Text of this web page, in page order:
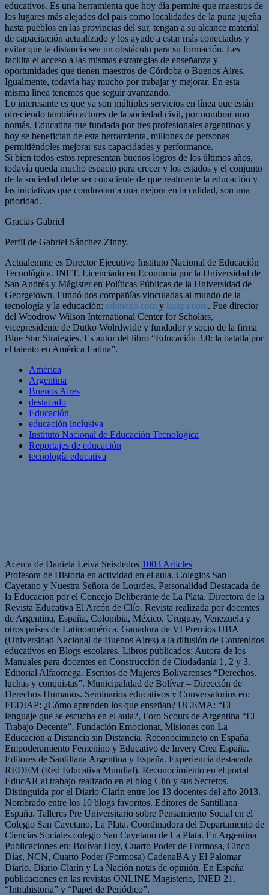
educativos. Es una herramienta que hoy día permite que maestros de
los lugares más alejados del país como localidades de la puna jujeña
hasta pueblos en las provincias del sur, tengan a su alcance material
de capacitación actualizado y los ayude a estar más conectados y
evitar que la distancia sea un obstáculo para su formación. Les
facilita el acceso a las mismas estrategias de enseñanza y
oportunidades que tienen maestros de Córdoba o Buenos Aires.
Igualmente, todavía hay mucho por trabajar y mejorar. En esta
misma línea tenemos que seguir avanzando.
Lo interesante es que ya son múltiples servicios en línea que están
ofreciendo también actores de la sociedad civil, por nombrar uno
nomás, Educatina fue fundada por tres profesionales argentinos y
hoy se benefician de esta herramienta, millones de personas
permitiéndoles mejorar sus capacidades y performance.
Si bien todos estos representan buenos logros de los últimos años,
todavía queda mucho espacio para crecer y los estados y el conjunto
de la sociedad debe ser consciente de que realmente la educación y
las iniciativas que conduzcan a una mejora en la calidad, son una
prioridad.
Gracias Gabriel
Perfil de Gabriel Sánchez Zinny.
Actualemnte es Director Ejecutivo Instituto Nacional de Educación
Tecnológica. INET. Licenciado en Economía por la Universidad de
San Andrés y Mágister en Políticas Públicas de la Universidad de
Georgetown. Fundó dos compañías vinculadas al mundo de la
tecnología y la educación: edunexo.com y kuepa.com. Fue director
del Woodrow Wilson International Center for Scholars,
vicepresidente de Dutko Wolrdwide y fundador y socio de la firma
Blue Star Strategies. Es autor del libro “Educación 3.0: la batalla por
el talento en América Latina”.
América
Argentina
Buenos Aires
destacado
Educación
educación inclusiva
Instituto Nacional de Educación Tecnológica
Reportajes de educación
tecnología educativa
Acerca de Daniela Leiva Seisdedos 1003 Articles
Profesora de Historia en actividad en el aula. Colegios San
Cayetano y Nuestra Señora de Lourdes. Personalidad Destacada de
la Educación por el Concejo Deliberante de La Plata. Directora de la
Revista Educativa El Arcón de Clío. Revista realizada por docentes
de Argentina, España, Colombia, México, Uruguay, Venezuela y
otros países de Latinoamérica. Ganadora de VI Premios UBA
(Universidad Nacional de Buenos Aires) a la difusión de Contenidos
educativos en Blogs escolares. Libros publicados: Autora de los
Manuales para docentes en Construcción de Ciudadanía 1, 2 y 3.
Editorial Alfaomega. Escritos de Mujeres Bolivarenses “Derechos,
luchas y conquistas”. Municipalidad de Bolívar – Dirección de
Derechos Humanos. Seminarios educativos y Conversatorios en:
FEDIAP: ¿Cómo aprenden los que enseñan? UCEMA: “El
lenguaje que se escucha en el aula?, Foro Scouts de Argentina “El
Trabajo Decente”. Fundación Emocionar, Misiones con La
Educación a Distancia sin Distancia. Reconocimineto en España
Empoderamiento Femenino y Educativo de Invery Crea España.
Editores de Santillana Argentina y España. Experiencia destacada
REDEM (Red Educativa Mundial). Reconocimiento en el portal
EducAR al trabajo realizado en el blog Clio y sus Secretos.
Distinguida por el Diario Clarín entre los 13 docentes del año 2013.
Nombrado entre los 10 blogs favoritos. Editores de Santillana
España. Talleres Pre Universitario sobre Pensamiento Social en el
Colegio San Cayetano, La Plata. Coordinadora del Departamento de
Ciencias Sociales colegio San Cayetano de La Plata. En Argentina
Publicaciones en: Bolívar Hoy, Cuarto Poder de Formosa, Cinco
Días, NCN, Cuarto Poder (Formosa) CadenaBA y El Palomar
Diario. Diario Clarín y La Nación notas de opinión. En España
publicaciones en las revistas ONLINE Magisterio, INED 21,
“Intrahistoria” y “Papel de Periódico”.